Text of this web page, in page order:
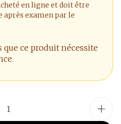
en ligne et doit être
après examen par le
que ce produit nécessite